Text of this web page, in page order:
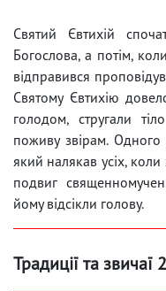
Святий Євтихій
Богослова, а потім,
відправився
Святому Євтихію
голодом, стругали
поживу звірам. Одного
який налякав усіх,
подвиг
йому відсікли голову.
Традиції та звичаї